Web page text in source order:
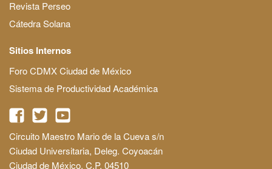
Revista Perseo
Cátedra Solana
Sitios Internos
Foro CDMX Ciudad de México
Sistema de Productividad Académica
Circuito Maestro Mario de la Cueva s/n
Ciudad Universitaria, Deleg. Coyoacán
Ciudad de México, C.P. 04510